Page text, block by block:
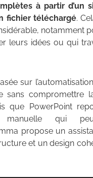
à partir d’un
fichier téléchargé.
notamment
leurs idées ou qui
sur
sans compromettre
que PowerPoint
manuelle qui
propose un
et un design